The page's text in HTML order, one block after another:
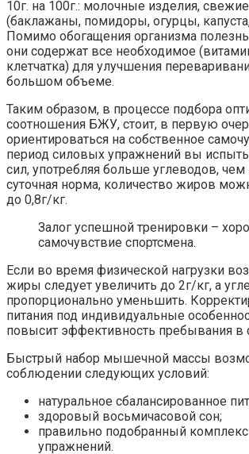
10г. на 100г.: молочные изделия,
(баклажаны, помидоры, огурцы,
Помимо обогащения организма
они содержат все необходимое
клетчатка) для улучшения
большом объеме.
Таким образом, в процессе подбора
соотношения БЖУ, стоит, в первую
ориентироваться на собственное
период силовых упражнений вы
сил, употребляя больше углеводов, чем
суточная норма, количество жиров
до 0,8г/кг.
Залог успешной тренировки –
самочувствие спортсмена.
Если во время физической нагрузки
жиры следует увеличить до 2г/кг, а
пропорционально уменьшить.
питания под индивидуальные
повысит эффективность пребывания в
Быстрый набор мышечной массы
соблюдении следующих условий:
натуральное сбалансированное
здоровый восьмичасовой сон;
правильно подобранный
упражнений.